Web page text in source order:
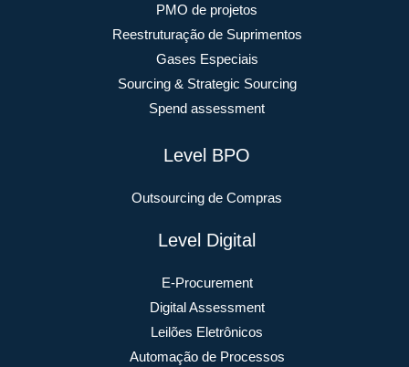
PMO de projetos
Reestruturação de Suprimentos
Gases Especiais
Sourcing & Strategic Sourcing
Spend assessment
Level BPO
Outsourcing de Compras
Level Digital
E-Procurement
Digital Assessment
Leilões Eletrônicos
Automação de Processos